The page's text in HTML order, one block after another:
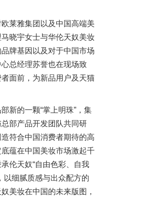
莱雅集团以及中国高端美
晓宇女士与华伦天奴美妆
牌基因以及对于中国市场
总经理苏誉也在现场致
面前，为新品用户及天猫
新的一颗“掌上明珠”，集
部产品开发团队共同研
符合中国消费者期待的高
蕴在中国美妆市场激起千
伦天奴“自由色彩、自我
以细腻质感与出众配方的
美妆在中国的未来版图，